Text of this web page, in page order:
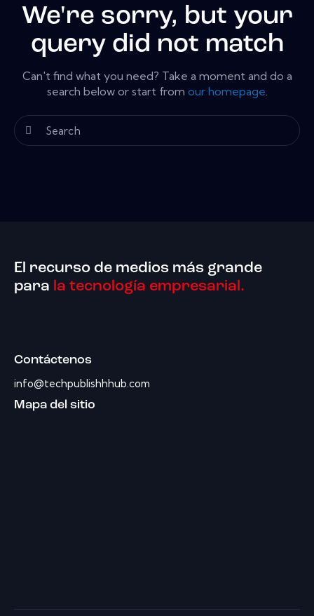
We're sorry, but your
query did not match
Can't find what you need? Take a moment and do a
search below or start from our homepage.
El recurso de medios más grande
para la tecnología empresarial.
Contáctenos
info@techpublishhhub.com
Mapa del sitio